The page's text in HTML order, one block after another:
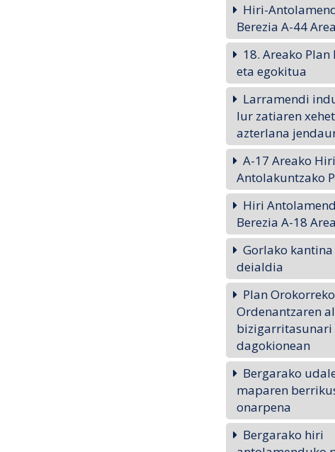
Hiri-
Berezia A-44 Area
18. Areako
eta egokitua
Larramendi
lur zatiaren
azterlana
A-17 Areako Hiri
Antolakuntzako
Hiri
Berezia A-18 Area
Gorlako
deialdia
Plan Orokorreko
Ordenantzaren
bizigarritasunari
dagokionean
Bergarako
maparen
onarpena
Bergarako hiri